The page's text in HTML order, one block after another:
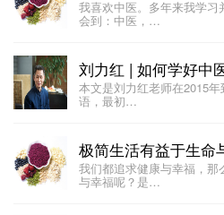
我喜欢中医。多年来我学
会到：中医，…
本文是刘力红老师在2015
语，最初…
极简生活有益于生命
我们都追求健康与幸福，
与幸福呢？是…